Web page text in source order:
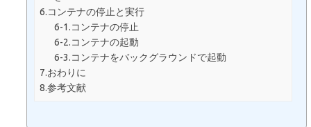
6.コンテナの停止と実行
6-1.コンテナの停止
6-2.コンテナの起動
6-3.コンテナをバックグラウンドで起動
7.おわりに
8.参考文献